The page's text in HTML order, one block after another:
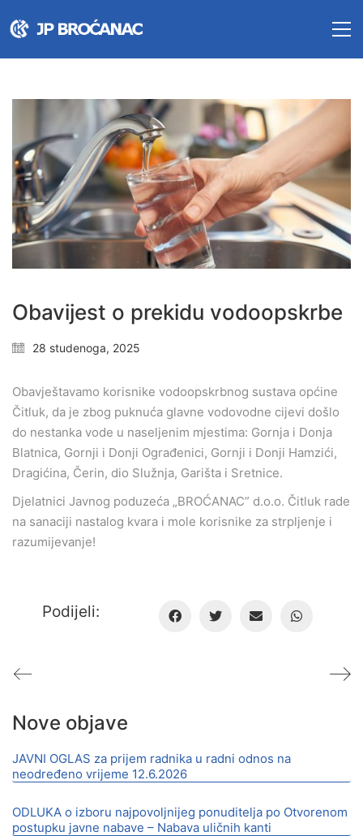
Nove objave
JAVNI OGLAS za prijem radnika u radni odnos na
neodređeno vrijeme 12.6.2026
ODLUKA o izboru najpovoljnijeg ponuditelja po Otvorenom
postupku javne nabave – Nabava uličnih kanti
Obavijest o prekidu vodoopskrbe
28 studenoga, 2025
Obavještavamo korisnike vodoopskrbnog sustava općine
Čitluk, da je zbog puknuća glavne vodovodne cijevi došlo
do nestanka vode u naseljenim mjestima: Gornja i Donja
Blatnica, Gornji i Donji Ograđenici, Gornji i Donji Hamzići,
Dragićina, Čerin, dio Služnja, Garišta i Sretnice.
Djelatnici Javnog poduzeća „BROĆANAC” d.o.o. Čitluk rade
na sanaciji nastalog kvara i mole korisnike za strpljenje i
razumijevanje!
Podijeli: